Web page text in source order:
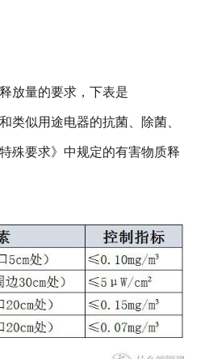
放量的要求，下表是
类似用途电器的抗菌、除菌、
殊要求》中规定的有害物质释